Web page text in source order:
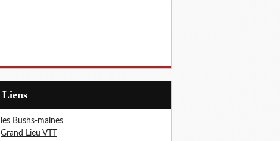
Liens
les Bushs-maines
Grand Lieu VTT